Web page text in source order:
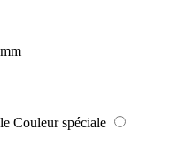
Couleur spéciale